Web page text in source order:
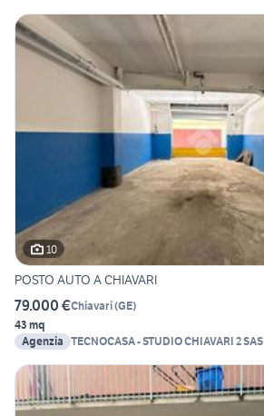
10
POSTO AUTO A CHIAVARI
79.000 €Chiavari(GE)
43 mq
Agenzia TECNOCASA - STUDIO CHIAVARI 2 SAS